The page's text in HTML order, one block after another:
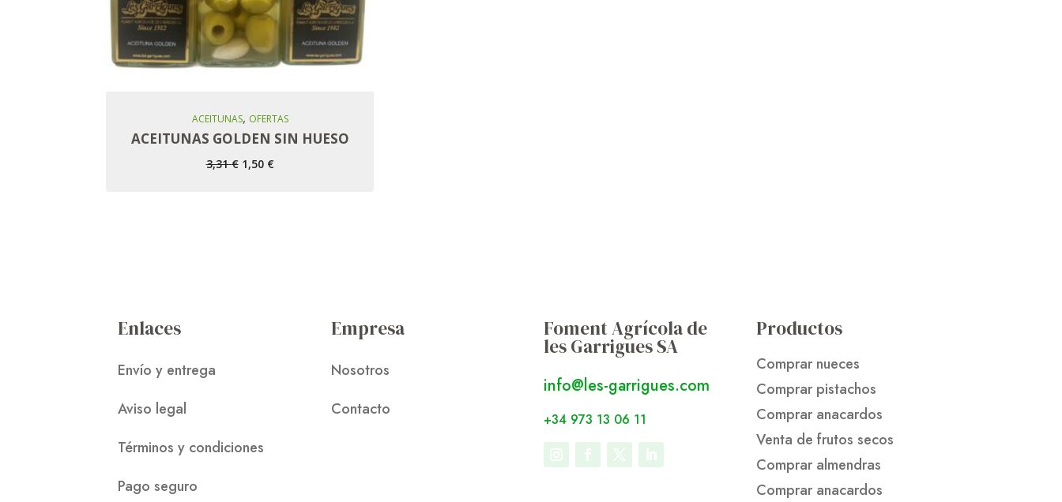
Añadir Al Carro
ACEITUNAS, OFERTAS
ACEITUNAS GOLDEN SIN HUESO
3,31€ El
precio
1,50 €El
Enlaces
Envío y entrega
Aviso legal
Términos y condiciones
Pago seguro
Empresa
Nosotros
Contacto
Foment Agrícola de
les Garrigues SA
info@les-garrigues.com
+34 973 13 06 11
Productos
Comprar nueces
Comprar pistachos
Comprar anacardos
Venta de frutos secos
Comprar almendras
Comprar anacardos